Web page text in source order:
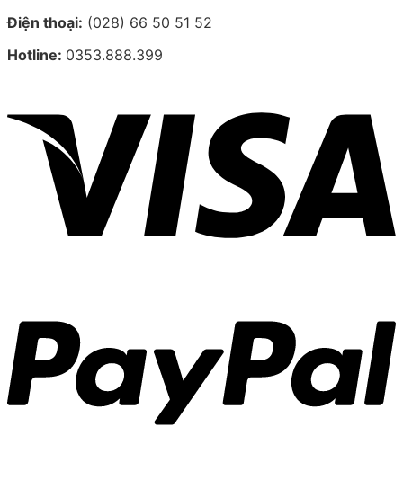
Điện thoại: (028) 66 50 51 52
Hotline: 0353.888.399